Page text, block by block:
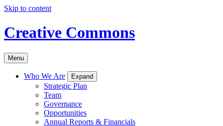
Skip to content
Creative Commons
Menu
Who We Are Expand
Strategic Plan
Team
Governance
Opportunities
Annual Reports & Financials